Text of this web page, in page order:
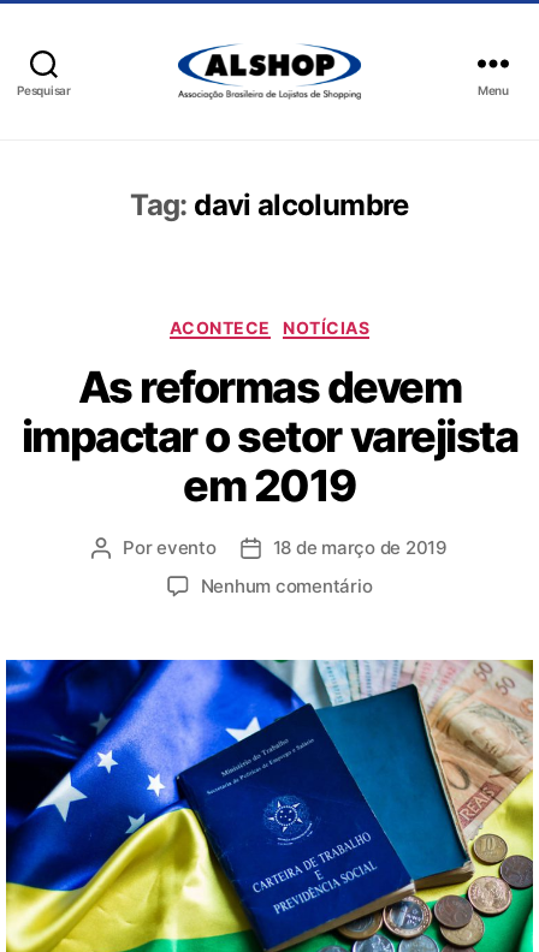
Pesquisar Menu
Tag: davi alcolumbre
ACONTECE NOTÍCIAS
As reformas devem
impactar o setor varejista
em 2019
Porevento
18 de março de 2019
Nenhum comentário